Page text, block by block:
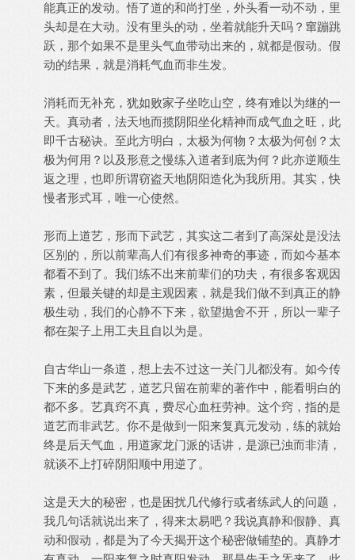
能真正的发动。悟了道的和尚打坐，外头看一动不动，里
头却是在大动。没有里头的动，坐着就能升天吗？窜蹦跳
跃，那个如果不是里头气血带动出来的，就都是假动。假
动的结果，就是消耗气血而非生发。
消耗而无补充，犹如败家子坐吃山空，终有难以为继的一
天。真动者，法天地而揽阴阳坐化精神而成气血之旺，此
即千古秘诀。至此方明白，太极为何物？太极为何创？太
极为何用？以及形意之慢练入道者到底为何？此亦逆顺生
返之理，也即所谓窃盗天地阴阳造化为我所用。其实，快
慢者形式耳，唯一心使然。
形而上道艺，形而下武艺，其实这二者到了高深处是没法
区别的，所以前辈高人们有很多神奇的事迹，而如今基本
都看不到了。我们练不出来前辈们的功夫，有很多客观因
素，但最关键的却是主观因素，就是我们做不到真正的静
极生动，我们的心静不下来，欲望抛舍不开，所以一辈子
都在架子上用工夫且自以为是。
自古华山一条道，想上去不过这一关门儿都没有。如今传
下来的多是武艺，道艺只留在前辈的著作中，能看明白的
都不多。艺真窍不真，费尽心血枉劳神。这个窍，指的是
道艺而非武艺。你不是做到一阳来复真元发动，练的就始
终是后天气血，用道家龙门派的话讲，是源已浊而非清，
就谈不上打碎阴阳顺中用逆了。
这是天大的秘密，也是困扰几代修行或者练武人的问题，
我几句话就说出来了，得来太易吧？我说真静和假静、真
动和假动，都是为了今天揭开这个秘密做铺垫的。真静才